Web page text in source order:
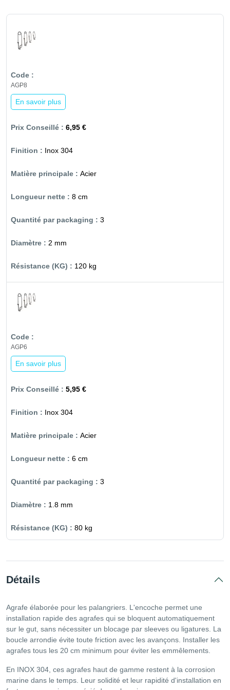
AGP8
En savoir plus
6,95 €
Inox 304
Acier
8 cm
3
2 mm
120 kg
AGP6
En savoir plus
5,95 €
Inox 304
Acier
6 cm
3
1.8 mm
80 kg
Détails
Agrafe élaborée pour les palangriers. L'encoche permet une
installation rapide des agrafes qui se bloquent automatiquement
sur le gut, sans nécessiter un blocage par sleeves ou ligatures. La
boucle arrondie évite toute friction avec les avançons. Installer les
agrafes tous les 20 cm minimum pour éviter les emmêlements.
En INOX 304, ces agrafes haut de gamme restent à la corrosion
marine dans le temps. Leur solidité et leur rapidité d'installation en